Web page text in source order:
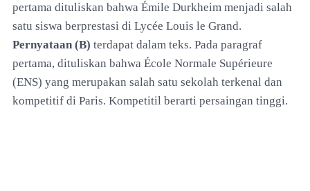
pertama dituliskan bahwa Émile Durkheim menjadi salah
satu siswa berprestasi di Lycée Louis le Grand.
Pernyataan (B) terdapat dalam teks. Pada paragraf
pertama, dituliskan bahwa École Normale Supérieure
(ENS) yang merupakan salah satu sekolah terkenal dan
kompetitif di Paris. Kompetitil berarti persaingan tinggi.